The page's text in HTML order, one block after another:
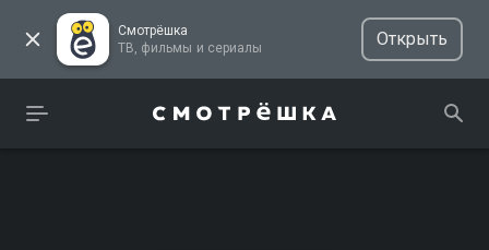
Смотрёшка
ТВ, фильмы и сериалы
Открыть